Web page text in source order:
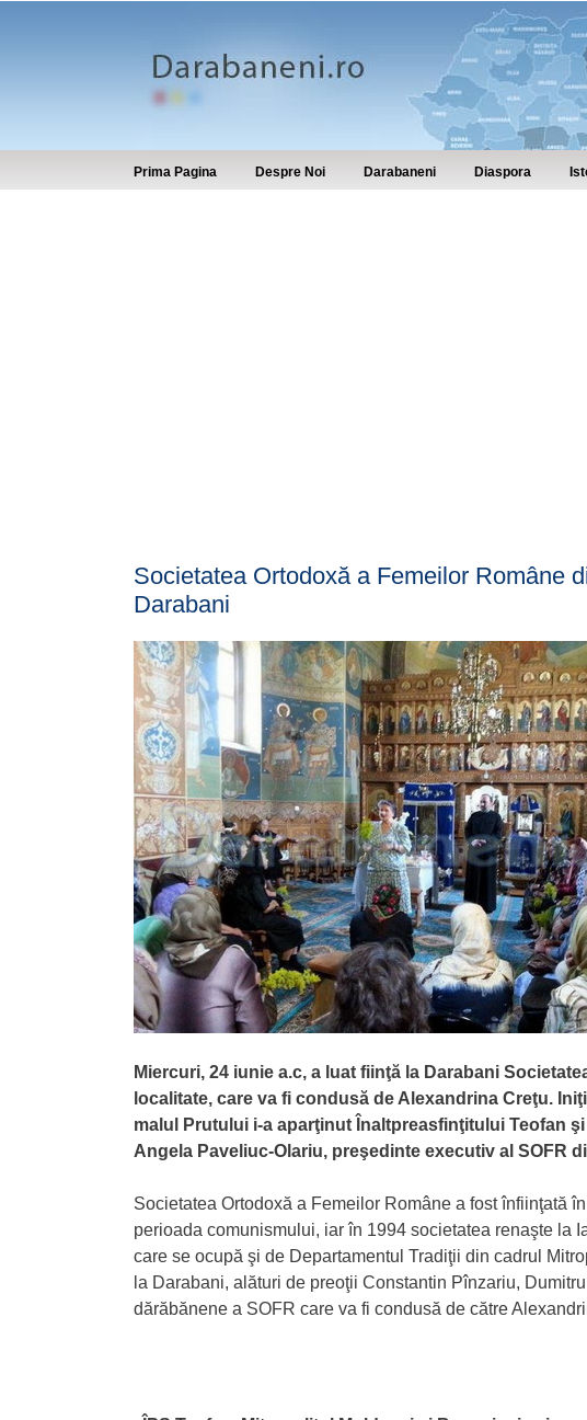
Prima Pagina Despre Noi Darabaneni Diaspora
Societatea Ortodoxă a Femeilor Române
Darabani
Miercuri, 24 iunie a.c, a luat fiinţă la Darabani
localitate, care va fi condusă de Alexandrina Creţu.
malul Prutului i-a aparţinut Înaltpreasfinţitului Teofan
Angela Paveliuc-Olariu, preşedinte executiv al SOFR
Societatea Ortodoxă a Femeilor Române a fost înfiinţată
perioada comunismului, iar în 1994 societatea renaşte la
care se ocupă şi de Departamentul Tradiţii din cadrul
la Darabani, alături de preoţii Constantin Pînzariu,
dărăbănene a SOFR care va fi condusă de către